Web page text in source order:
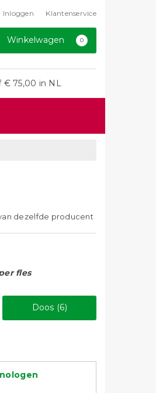
Inloggen Klantenservice
Winkelwagen 0
€ 75,00 in NL
dezelfde producent
fles
Doos (6)